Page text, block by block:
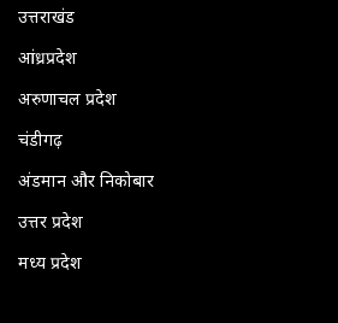
उत्तराखंड
आंध्रप्रदेश
अरुणाचल प्रदेश
चंडीगढ़
अंडमान और निकोबार
उत्तर प्रदेश
मध्य प्रदेश